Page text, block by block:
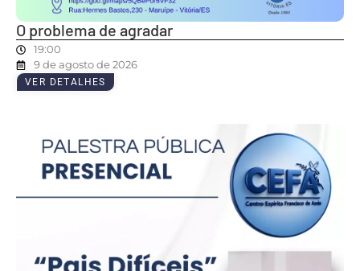
O problema de agradar
19:00
9 de agosto de 2026
VER DETALHES